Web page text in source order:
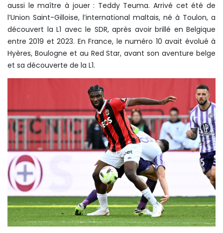
aussi le maître à jouer : Teddy Teuma. Arrivé cet été de
l’Union Saint-Gilloise, l’international maltais, né à Toulon, a
découvert la L1 avec le SDR, après avoir brillé en Belgique
entre 2019 et 2023. En France, le numéro 10 avait évolué à
Hyères, Boulogne et au Red Star, avant son aventure belge
et sa découverte de la L1.